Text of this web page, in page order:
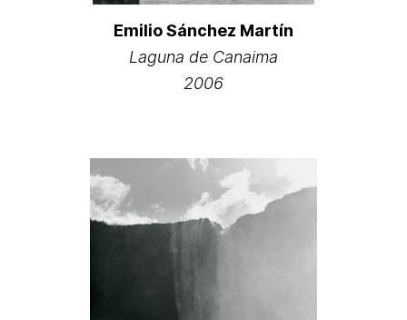
Emilio Sánchez Martín
Laguna de Canaima
2006